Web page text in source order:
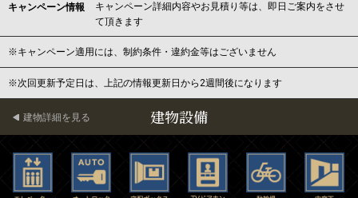
キャンペーン情報
キャンペーン詳細内容やお見積り等は、即日ご案内をさせ
て頂きます
※キャンペーン適用には、制約条件・違約金等はございません
※次回更新予定日は、上記の情報更新日から2週間後になります
建物設備
建物詳細を見る